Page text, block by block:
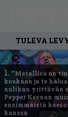
TULEVA
1. ”Metallica on
koskaan ja te
nulikan yrittävän
Pepper Keenan
ensimmäistä
kanssa